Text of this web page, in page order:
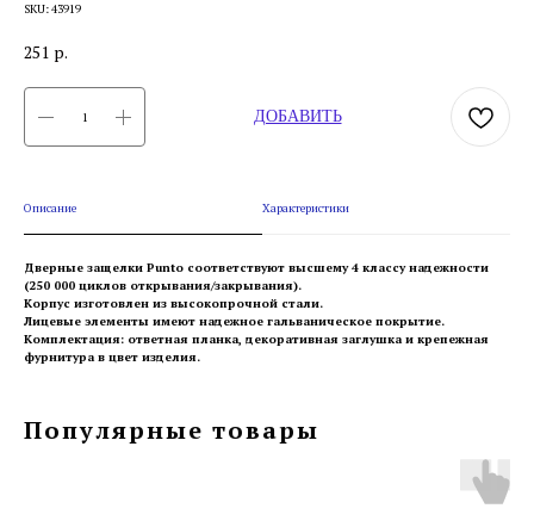
SKU:43919
251 р.
ДОБАВИТЬ
Описание Характеристики
Дверные защелки Punto соответствуют высшему 4 классу надежности
(250 000 циклов открывания/закрывания).
Корпус изготовлен из высокопрочной стали.
Лицевые элементы имеют надежное гальваническое покрытие.
Комплектация: ответная планка, декоративная заглушка и крепежная
фурнитура в цвет изделия.
Популярные товары